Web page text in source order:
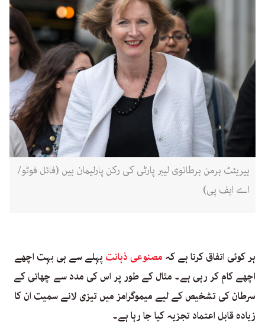
ہیریئٹ ہرمن برطانوی لیبر پارٹی کی رکن پارلیمان ہیں (فائل فوٹو/
اے ایف پی)
ہر کوئی اتفاق کرتا ہے کہ مصنوعی ذہانتپہلے سے ہی بہت اچھے
اچھے کام کر رہی ہے۔ مثال کے طور پر اس کی مدد سے چھاتی کے
سرطان کی تشخیص کے لیے میموگرامز میں تیزی لانے سمیت ان کا
زیادہ قابل اعتماد تجزیہ کیا جا رہا ہے۔